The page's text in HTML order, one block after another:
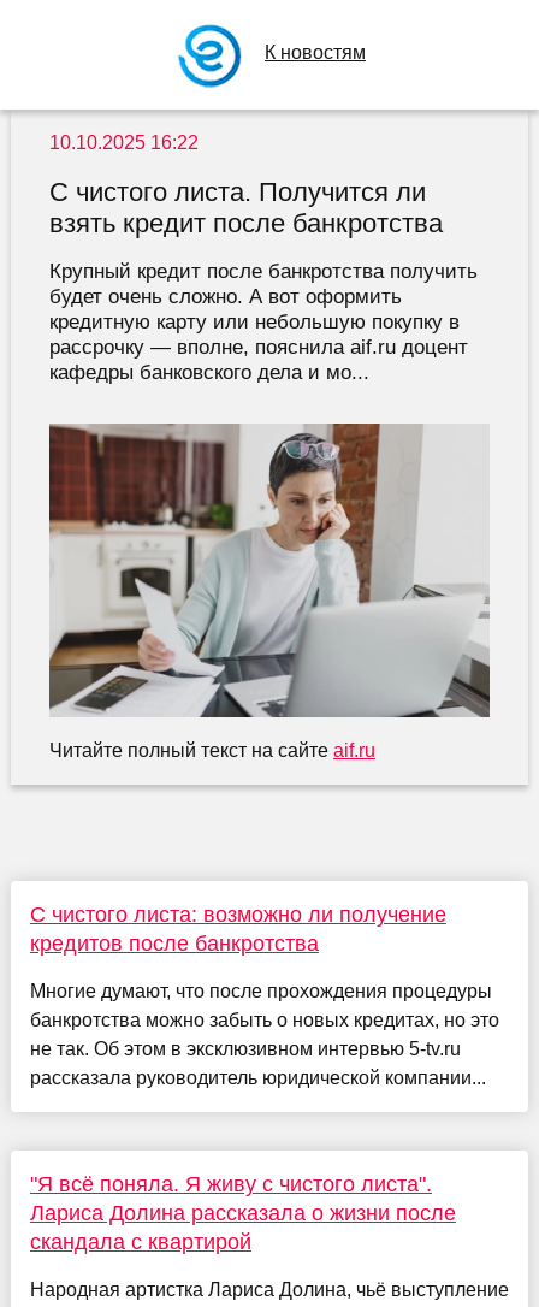
К новостям
10.10.2025 16:22
С чистого листа. Получится ли
взять кредит после банкротства
Крупный кредит после банкротства получить
будет очень сложно. А вот оформить
кредитную карту или небольшую покупку в
рассрочку — вполне, пояснила aif.ru доцент
кафедры банковского дела и мо...
Читайте полный текст на сайте aif.ru
С чистого листа: возможно ли получение
кредитов после банкротства
Многие думают, что после прохождения процедуры
банкротства можно забыть о новых кредитах, но это
не так. Об этом в эксклюзивном интервью 5-tv.ru
рассказала руководитель юридической компании...
"Я всё поняла. Я живу с чистого листа".
Лариса Долина рассказала о жизни после
скандала с квартирой
Народная артистка Лариса Долина, чьё выступление